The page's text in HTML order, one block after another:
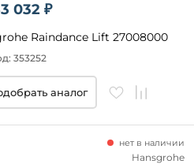
032 ₽
Raindance Lift 27008000
353252
аналог
нет в наличии
Hansgrohe